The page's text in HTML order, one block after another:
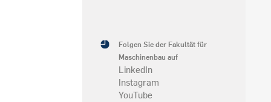
Folgen Sie der Fakultät für
Maschinenbau auf
LinkedIn
Instagram
YouTube